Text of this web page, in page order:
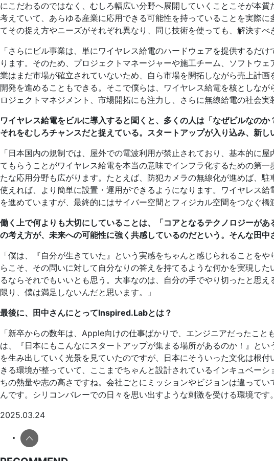
にこだわるのではなく、むしろ幅広い分野へ展開していくことこそが本
考えていて、あらゆる産業に応用できる可能性を持っていることを実際
てその捉え方やニーズがそれぞれ異なり、同じ技術を使っても、解決す
「さらにビル事業は、単にワイヤレス給電のハードウェアを提供するだ
ります。そのため、プロジェクトマネージャーや施工チーム、ソフトウ
業はまだ市場が確立されていないため、自ら市場を開拓しながら売上計
開発を進めることもできる。そこで僕らは、ワイヤレス給電を核としな
ロジェクトマネジメント、市場開拓にも注力し、さらに無線給電の社会
ワイヤレス給電をビルに導入すると聞くと、多くの人は「なぜビルなの
それをむしろチャンスだと捉えている。スタートアップが入り込み、新し
「日本国内の規制では、屋外での電波利用が禁止されており、基本的に
てもらうことがワイヤレス給電を本当の意味でインフラ化するための第
たな応用分野も広がります。たとえば、防犯カメラの無線化が進めば、
使えれば、より簡単に設置・運用ができるようになります。ワイヤレス
を進めていますが、最終的にはサイバー空間とフィジカル空間をつなぐ橋
働く上で何よりも大切にしていることは、「コアとなるテクノロジーが
の考え方が、未来への可能性に強く共感しているのだという。そんな田
「僕は、『自分が生きていた』という実感をちゃんと感じられることを
らこそ、その問いに対して自分なりの答えを持てるような何かを実現し
るならそれでもいいとも思う。大事なのは、自分の手でやり切ったと思
限り、僕は満足しないんだと思います。」
最後に、田中さんにとってInspired.Labとは？
「新卒からの数年は、Apple向けの仕事ばかりで、エンジニアだったこ
は、『日本にもこんなにスタートアップが集まる場所があるのか！』と
を生み出していく光景を見ていたのですが、日本にそういった文化は根
きる環境が整っていて、ここまでちゃんと設計されているインキュベー
ちの熱量や志の高さですね。会社ごとにミッションやビジョンは違って
んです。シリコンバレーでの日々を思い出すような刺激を受ける環境です
2025.03.24